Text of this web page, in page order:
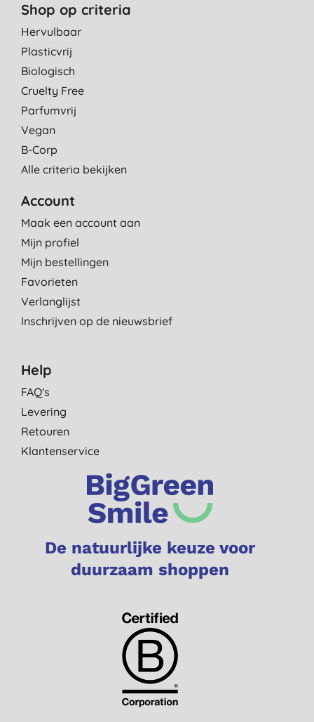
Shop op criteria
Hervulbaar
Plasticvrij
Biologisch
Cruelty Free
Parfumvrij
Vegan
B-Corp
Alle criteria bekijken
Account
Maak een account aan
Mijn profiel
Mijn bestellingen
Favorieten
Verlanglijst
Inschrijven op de nieuwsbrief
Help
FAQ's
Levering
Retouren
Klantenservice
De natuurlijke keuze voor
duurzaam shoppen